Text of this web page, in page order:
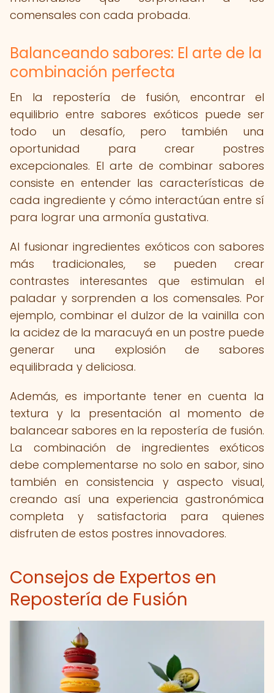
comensales con cada probada.
Balanceando sabores: El arte de la
combinación perfecta
En la repostería de fusión, encontrar el
equilibrio entre sabores exóticos puede ser
todo un desafío, pero también una
oportunidad para crear postres
excepcionales. El arte de combinar sabores
consiste en entender las características de
cada ingrediente y cómo interactúan entre sí
para lograr una armonía gustativa.
Al fusionar ingredientes exóticos con sabores
más tradicionales, se pueden crear
contrastes interesantes que estimulan el
paladar y sorprenden a los comensales. Por
ejemplo, combinar el dulzor de la vainilla con
la acidez de la maracuyá en un postre puede
generar una explosión de sabores
equilibrada y deliciosa.
Además, es importante tener en cuenta la
textura y la presentación al momento de
balancear sabores en la repostería de fusión.
La combinación de ingredientes exóticos
debe complementarse no solo en sabor, sino
también en consistencia y aspecto visual,
creando así una experiencia gastronómica
completa y satisfactoria para quienes
disfruten de estos postres innovadores.
Consejos de Expertos en
Repostería de Fusión